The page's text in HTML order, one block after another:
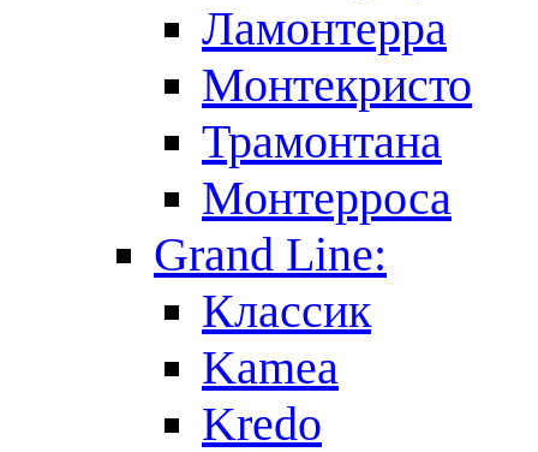
Ламонтерра
Монтекристо
Трамонтана
Монтерроса
Grand Line:
Классик
Kamea
Kredo